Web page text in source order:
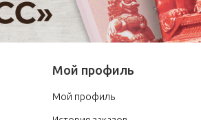
Мой профиль
Мой профиль